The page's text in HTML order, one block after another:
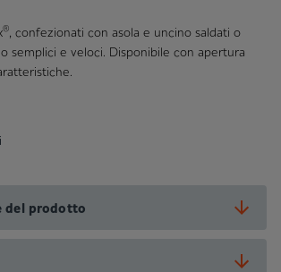
®, confezionati con asola e uncino saldati o
semplici e veloci. Disponibile con apertura
del prodotto